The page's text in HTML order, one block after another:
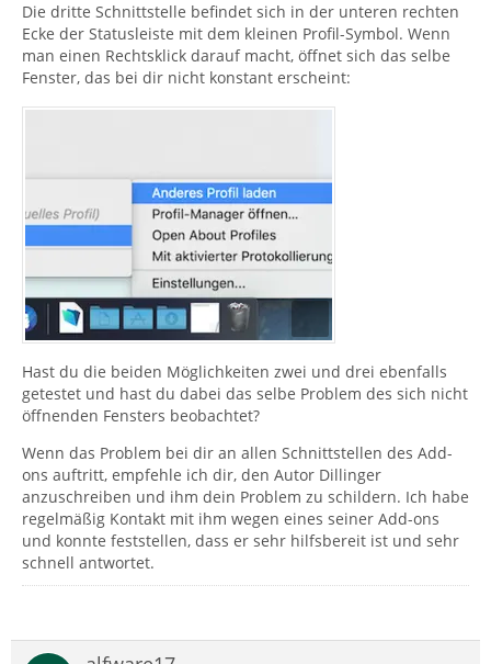
Die dritte Schnittstelle befindet sich in der unteren rechten
Ecke der Statusleiste mit dem kleinen Profil-Symbol. Wenn
man einen Rechtsklick darauf macht, öffnet sich das selbe
Fenster, das bei dir nicht konstant erscheint:
Hast du die beiden Möglichkeiten zwei und drei ebenfalls
getestet und hast du dabei das selbe Problem des sich nicht
öffnenden Fensters beobachtet?
Wenn das Problem bei dir an allen Schnittstellen des Add-
ons auftritt, empfehle ich dir, den Autor Dillinger
anzuschreiben und ihm dein Problem zu schildern. Ich habe
regelmäßig Kontakt mit ihm wegen eines seiner Add-ons
und konnte feststellen, dass er sehr hilfsbereit ist und sehr
schnell antwortet.